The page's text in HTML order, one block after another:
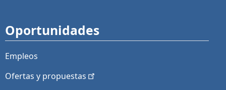
Oportunidades
Empleos
Ofertas y propuestas